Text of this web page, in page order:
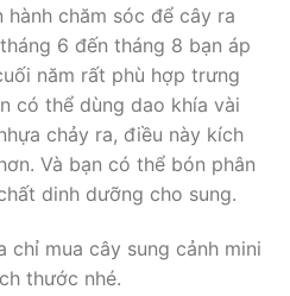
chăm sóc để cây ra
6 đến tháng 8 bạn áp
năm rất phù hợp trưng
có thể dùng dao khía vài
chảy ra, điều này kích
Và bạn có thể bón phân
dinh dưỡng cho sung.
chỉ mua cây sung cảnh mini
thước nhé.